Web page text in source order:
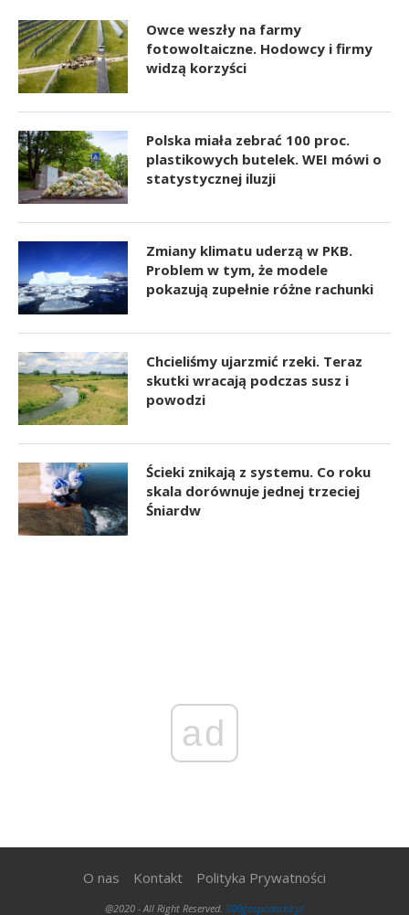
Owce weszły na farmy
fotowoltaiczne. Hodowcy i firmy
widzą korzyści
Polska miała zebrać 100 proc.
plastikowych butelek. WEI mówi o
statystycznej iluzji
Zmiany klimatu uderzą w PKB.
Problem w tym, że modele
pokazują zupełnie różne rachunki
Chcieliśmy ujarzmić rzeki. Teraz
skutki wracają podczas susz i
powodzi
Ścieki znikają z systemu. Co roku
skala dorównuje jednej trzeciej
Śniardw
ad
O nas Kontakt Polityka Prywatności
@2020 - All Right Reserved. 300gospodarka.pl